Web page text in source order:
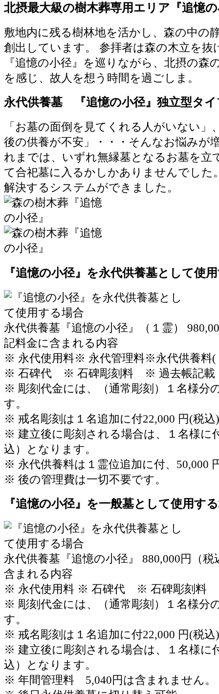
北摂最大級の樹木葬専用エリア『追憶
敷地内に残る樹林地を活かし、森の中の
創出しています。 参拝者は森の木立を抜
『追憶の小径』を巡りながら、北摂の森
を感じ、故人を想う時間を過ごしま。
永代供養墓 『追憶の小径』独立型タイ
「お墓の面倒を見てくれる人がいない」
後の供養が不安」・・・そんなお悩みが
れまでは、いずれ無縁墓となるお墓を立
て合祀墓に入るかしかありませんでした
解決するシステムができました。
『追憶の小径』を永代供養墓として使
永代供養墓『追憶の小径』（１霊）
記料金に含まれる内容
※ 永代使用料※ 永代管理料※永代供養料(
※ 石碑代 ※ 石碑彫刻料 ※ 過去帳記
※ 彫刻代金には、（通常彫刻）１名様分
す。
※ 戒名彫刻は１名追加に付22,000 円(税
※ 建立後に彫刻される場合は、１名様に
込）となります。
※ 永代供養料は１霊位追加に付、50,000
※ 後の管理費は一切不要です。
『追憶の小径』を一般墓として使用す
永代供養墓『追憶の小径』 880,000 円（税
含まれる内容
※ 永代使用料 ※ 石碑代 ※ 石碑彫刻
※ 彫刻代金には、（通常彫刻）１名様分
す。
※ 戒名彫刻は１名追加に付22,000 円(税
※ 建立後に彫刻される場合は、１名様に
込）となります。
※ 年間管理料 5,040円は含まれません。